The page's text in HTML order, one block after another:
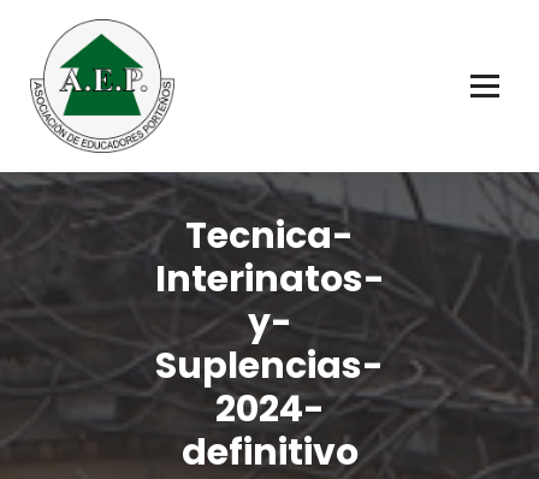
contenido
Tecnica-
Interinatos-
y-
Suplencias-
2024-
definitivo